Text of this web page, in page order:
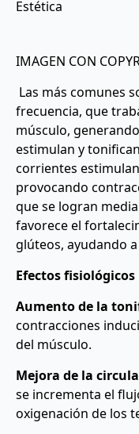
IMAGEN CON
Las más comunes
frecuencia, que
músculo,
estimulan y
corrientes
provocando
que se logran
favorece el
glúteos, ayudando
Efectos fisiológicos
Aumento de la
contracciones
del músculo.
Mejora de la
se incrementa el
oxigenación de los